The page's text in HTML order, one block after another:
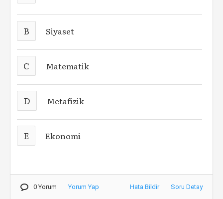
B Siyaset
C Matematik
D Metafizik
E Ekonomi
0 Yorum Yorum Yap Hata Bildir Soru Detay